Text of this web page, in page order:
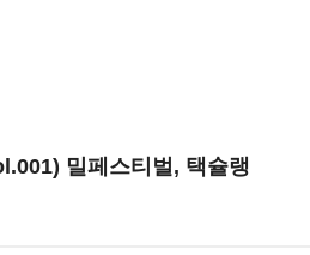
밀페스티벌, 택슐랭